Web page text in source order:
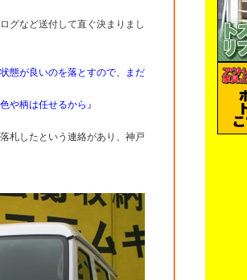
グなど送付して直ぐ決まりまし
態が良いのを落とすので、まだ
や柄は任せるから』
札したという連絡があり、神戸